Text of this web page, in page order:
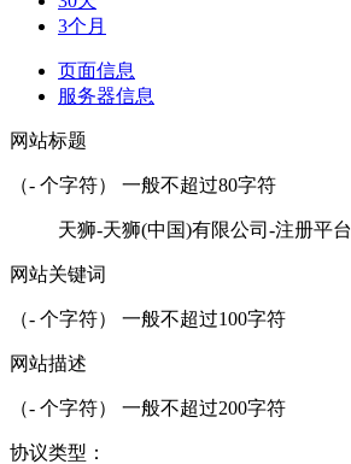
3个月
页面信息
服务器信息
网站标题
（- 个字符） 一般不超过80字符
天狮-天狮(中国)有限公司-注册平台
网站关键词
（- 个字符） 一般不超过100字符
网站描述
（- 个字符） 一般不超过200字符
协议类型：